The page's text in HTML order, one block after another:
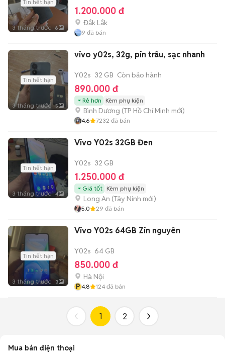
Tin hết hạn
3 tháng trước 6
1.200.000 đ
Đắk Lắk
9 đã bán
Tin hết hạn
3 tháng trước 5
vivo y02s, 32g, pin trâu, sạc nhanh
Y02s 32 GB Còn bảo hành
890.000 đ
Rẻ hơn Kèm phụ kiện
Bình Dương (TP Hồ Chí Minh mới)
4.6 7232 đã bán
Tin hết hạn
3 tháng trước 4
Vivo Y02s 32GB Đen
Y02s 32 GB
1.250.000 đ
Giá tốt Kèm phụ kiện
Long An (Tây Ninh mới)
5.0 29 đã bán
Tin hết hạn
3 tháng trước 3
Vivo Y02s 64GB Zin nguyên
Y02s 64 GB
850.000 đ
Hà Nội
P 4.8 124 đã bán
1 2
Mua bán điện thoại